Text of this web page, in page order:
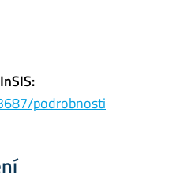
podrobnosti